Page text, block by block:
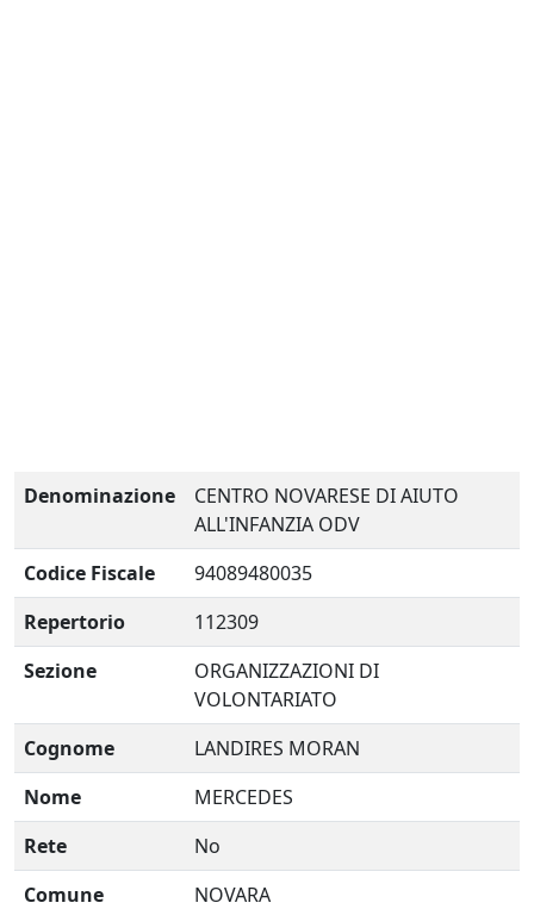
Denominazione
CENTRO NOVARESE DI AIUTO
ALL'INFANZIA ODV
Codice Fiscale
94089480035
Repertorio
112309
Sezione
ORGANIZZAZIONI DI
VOLONTARIATO
Cognome
LANDIRES MORAN
Nome
MERCEDES
Rete
No
Comune
NOVARA